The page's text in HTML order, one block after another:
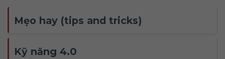
Mẹo hay (tips and tricks)
Kỹ năng 4.0